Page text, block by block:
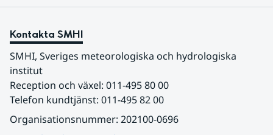
Kontakta SMHI
SMHI, Sveriges meteorologiska och hydrologiska
institut
Reception och växel: 011-495 80 00
Telefon kundtjänst: 011-495 82 00
Organisationsnummer: 202100-0696